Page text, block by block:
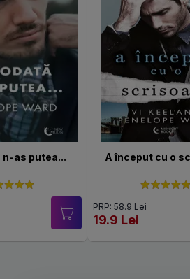
as putea... A început cu o
PRP: 58.9 Lei
19.9 Lei